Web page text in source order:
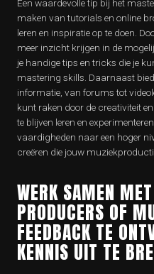
Een waardevolle tip bij het
maken van tutorials en online
leren en inspiratie op te doen.
meer inzicht krijgen in de
je handige tips en tricks die je
mastering skills. Daarnaast
informatie, van forums tot
kunt raken door de creativiteit
te blijven leren en
vaardigheden naar een hoger
creëren die jouw
WERK SAMEN
PRODUCERS OF
FEEDBACK TE
KENNIS UIT TE